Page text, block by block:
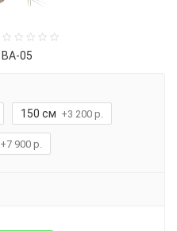
ВА-05
150 см +3 200 р.
+7 900 р.